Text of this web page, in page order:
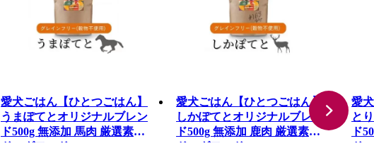
愛犬ごはん【ひとつごはん】
うまぽてとオリジナルブレン
ド500g 無添加 馬肉 厳選素材
ドッグフード
愛犬ごはん【ひとつごはん】
しかぽてとオリジナルブレン
ド500g 無添加 鹿肉 厳選素材
ドッグフード
愛
と
ド
ド